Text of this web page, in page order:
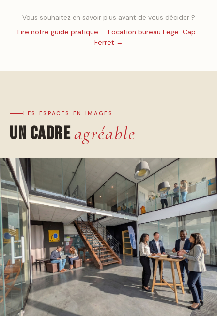
Vous souhaitez en savoir plus avant de vous décider ?
Lire notre guide pratique — Location bureau Lège-Cap-
Ferret →
LES ESPACES EN IMAGES
Un cadreagréable